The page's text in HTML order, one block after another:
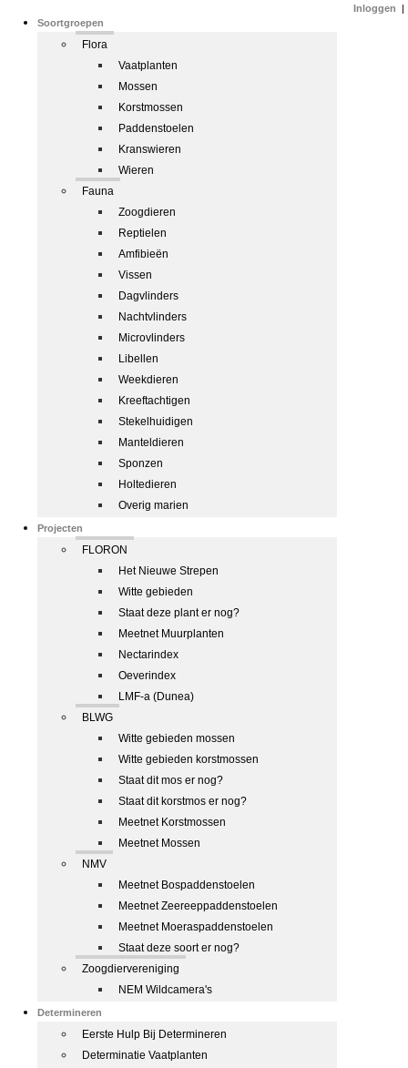
Soortgroepen
Flora
Vaatplanten
Mossen
Korstmossen
Paddenstoelen
Kranswieren
Wieren
Fauna
Zoogdieren
Reptielen
Amfibieën
Vissen
Dagvlinders
Nachtvlinders
Microvlinders
Libellen
Weekdieren
Kreeftachtigen
Stekelhuidigen
Manteldieren
Sponzen
Holtedieren
Overig marien
Projecten
FLORON
Het Nieuwe Strepen
Witte gebieden
Staat deze plant er nog?
Meetnet Muurplanten
Nectarindex
Oeverindex
LMF-a (Dunea)
BLWG
Witte gebieden mossen
Witte gebieden korstmossen
Staat dit mos er nog?
Staat dit korstmos er nog?
Meetnet Korstmossen
Meetnet Mossen
NMV
Meetnet Bospaddenstoelen
Meetnet Zeereeppaddenstoelen
Meetnet Moeraspaddenstoelen
Staat deze soort er nog?
Zoogdiervereniging
NEM Wildcamera's
Determineren
Eerste Hulp Bij Determineren
Determinatie Vaatplanten
Inloggen |